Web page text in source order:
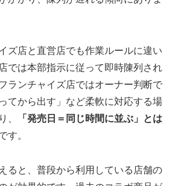
ズ店と直営店でも作業ルールに違い
では本部指示に従って即時陳列され
ランチャイズ店ではオーナー判断で
てから出す」など柔軟に対応する場
、
「発売日＝同じ時間に並ぶ」とは
す。
ると、普段から利用している店舗の